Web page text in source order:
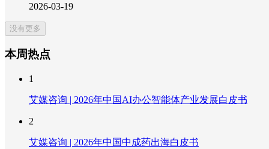
2026-03-19
没有更多
本周热点
1
艾媒咨询 | 2026年中国AI办公智能体产业发展白皮书
2
艾媒咨询 | 2026年中国中成药出海白皮书